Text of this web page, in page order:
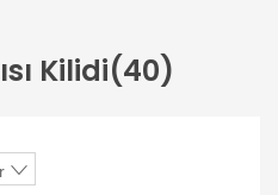
Kilidi(40)